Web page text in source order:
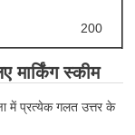
200
स्कीम
में प्रत्येक गलत उत्तर के